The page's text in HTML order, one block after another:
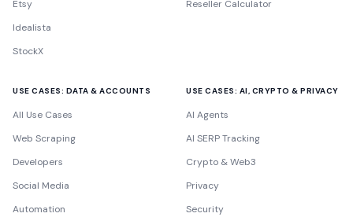
Etsy
Idealista
StockX
Reseller Calculator
USE CASES: DATA & ACCOUNTS
All Use Cases
Web Scraping
Developers
Social Media
Automation
USE CASES: AI, CRYPTO & PRIVACY
AI Agents
AI SERP Tracking
Crypto & Web3
Privacy
Security